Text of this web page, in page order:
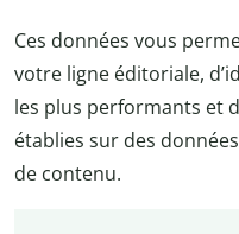
Ces données vous
votre ligne éditoriale,
les plus performants et
établies sur des
de contenu.